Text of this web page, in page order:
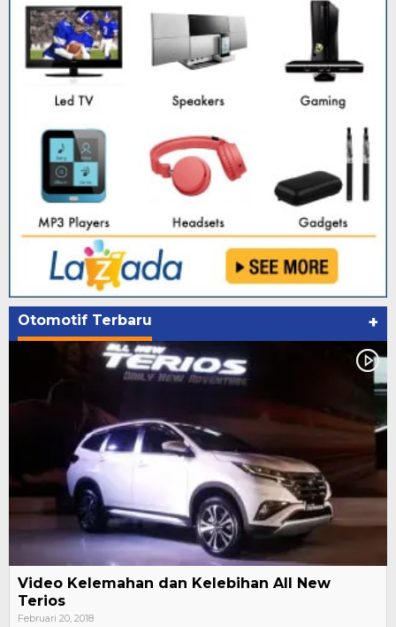
Otomotif Terbaru +
Video Kelemahan dan Kelebihan All New
Terios
Februari 20, 2018